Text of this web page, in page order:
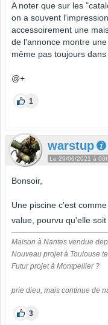
A noter que sur les
on a souvent
accessoirement une
de l'annonce montre
même pas toujours
@+
1
warstup
Le 29/06/2021 à
Bonsoir,
Une piscine c'est
value, pourvu qu'elle
Maison à Nantes vendue
Nouveau projet à Toulouse
Futur projet à Montpellier ?
prie dieu, mais continue de
3